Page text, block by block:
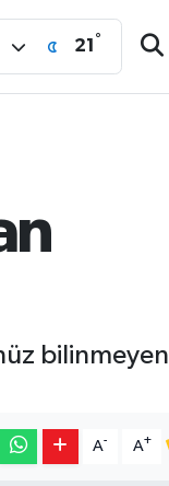
21 °
bilinmeyen
A- A+